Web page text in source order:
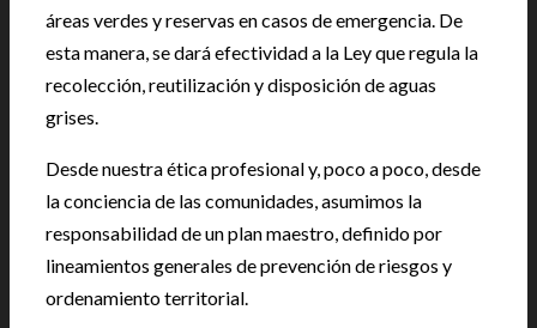
áreas verdes y reservas en casos de emergencia. De
esta manera, se dará efectividad a la Ley que regula la
recolección, reutilización y disposición de aguas
grises.
Desde nuestra ética profesional y, poco a poco, desde
la conciencia de las comunidades, asumimos la
responsabilidad de un plan maestro, definido por
lineamientos generales de prevención de riesgos y
ordenamiento territorial.